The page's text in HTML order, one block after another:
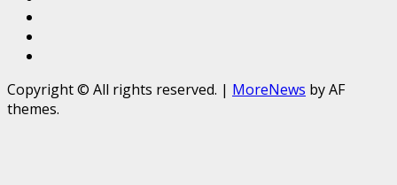
Pelitakota.Id
WEBSITE
Copyright © All rights reserved. | MoreNews by AF
themes.